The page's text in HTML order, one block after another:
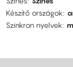
Készítő országok
Szinkron nyelvek